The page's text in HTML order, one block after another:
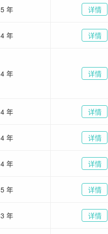
5 年 详情
4 年 详情
4 年 详情
4 年 详情
4 年 详情
4 年 详情
5 年 详情
3 年 详情